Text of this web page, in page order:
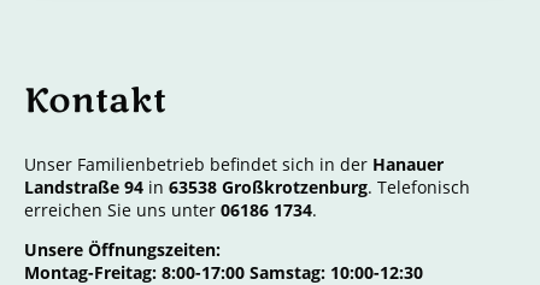
Kontakt
Unser Familienbetrieb befindet sich in der Hanauer
Landstraße 94 in 63538 Großkrotzenburg. Telefonisch
erreichen Sie uns unter 06186 1734.
Unsere Öffnungszeiten:
Montag-Freitag: 8:00-17:00 Samstag: 10:00-12:30